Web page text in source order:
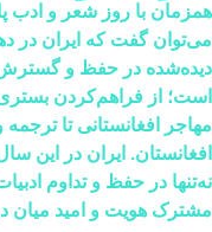
با روز شعر و ادب
گفت که ایران در
در حفظ و گسترش
از فراهم‌کردن بستری
افغانستانی تا ترجمه
ایران در این
در حفظ و تداوم
هویت و امید میان